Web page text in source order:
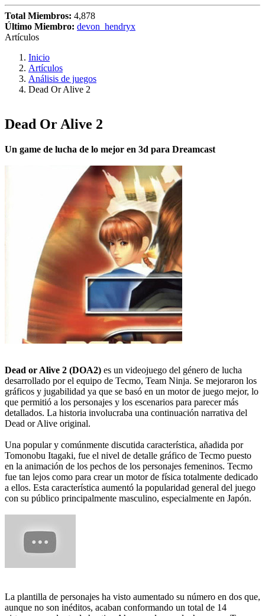
Total Miembros: 4,878
Último Miembro: devon_hendryx
Artículos
Inicio
Artículos
Análisis de juegos
Dead Or Alive 2
Dead Or Alive 2
Un game de lucha de lo mejor en 3d para Dreamcast
Dead or Alive 2 (DOA2) es un videojuego del género de lucha
desarrollado por el equipo de Tecmo, Team Ninja. Se mejoraron los
gráficos y jugabilidad ya que se basó en un motor de juego mejor, lo
que permitió a los personajes y los escenarios para parecer más
detallados. La historia involucraba una continuación narrativa del
Dead or Alive original.
Una popular y comúnmente discutida característica, añadida por
Tomonobu Itagaki, fue el nivel de detalle gráfico de Tecmo puesto
en la animación de los pechos de los personajes femeninos. Tecmo
fue tan lejos como para crear un motor de física totalmente dedicado
a ellos. Esta característica aumentó la popularidad general del juego
con su público principalmente masculino, especialmente en Japón.
La plantilla de personajes ha visto aumentado su número en dos que,
aunque no son inéditos, acaban conformando un total de 14